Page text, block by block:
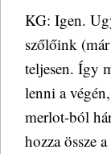
KG: Igen.
szőlőink
teljesen. Így
lenni a
merlot-ból
hozza össze